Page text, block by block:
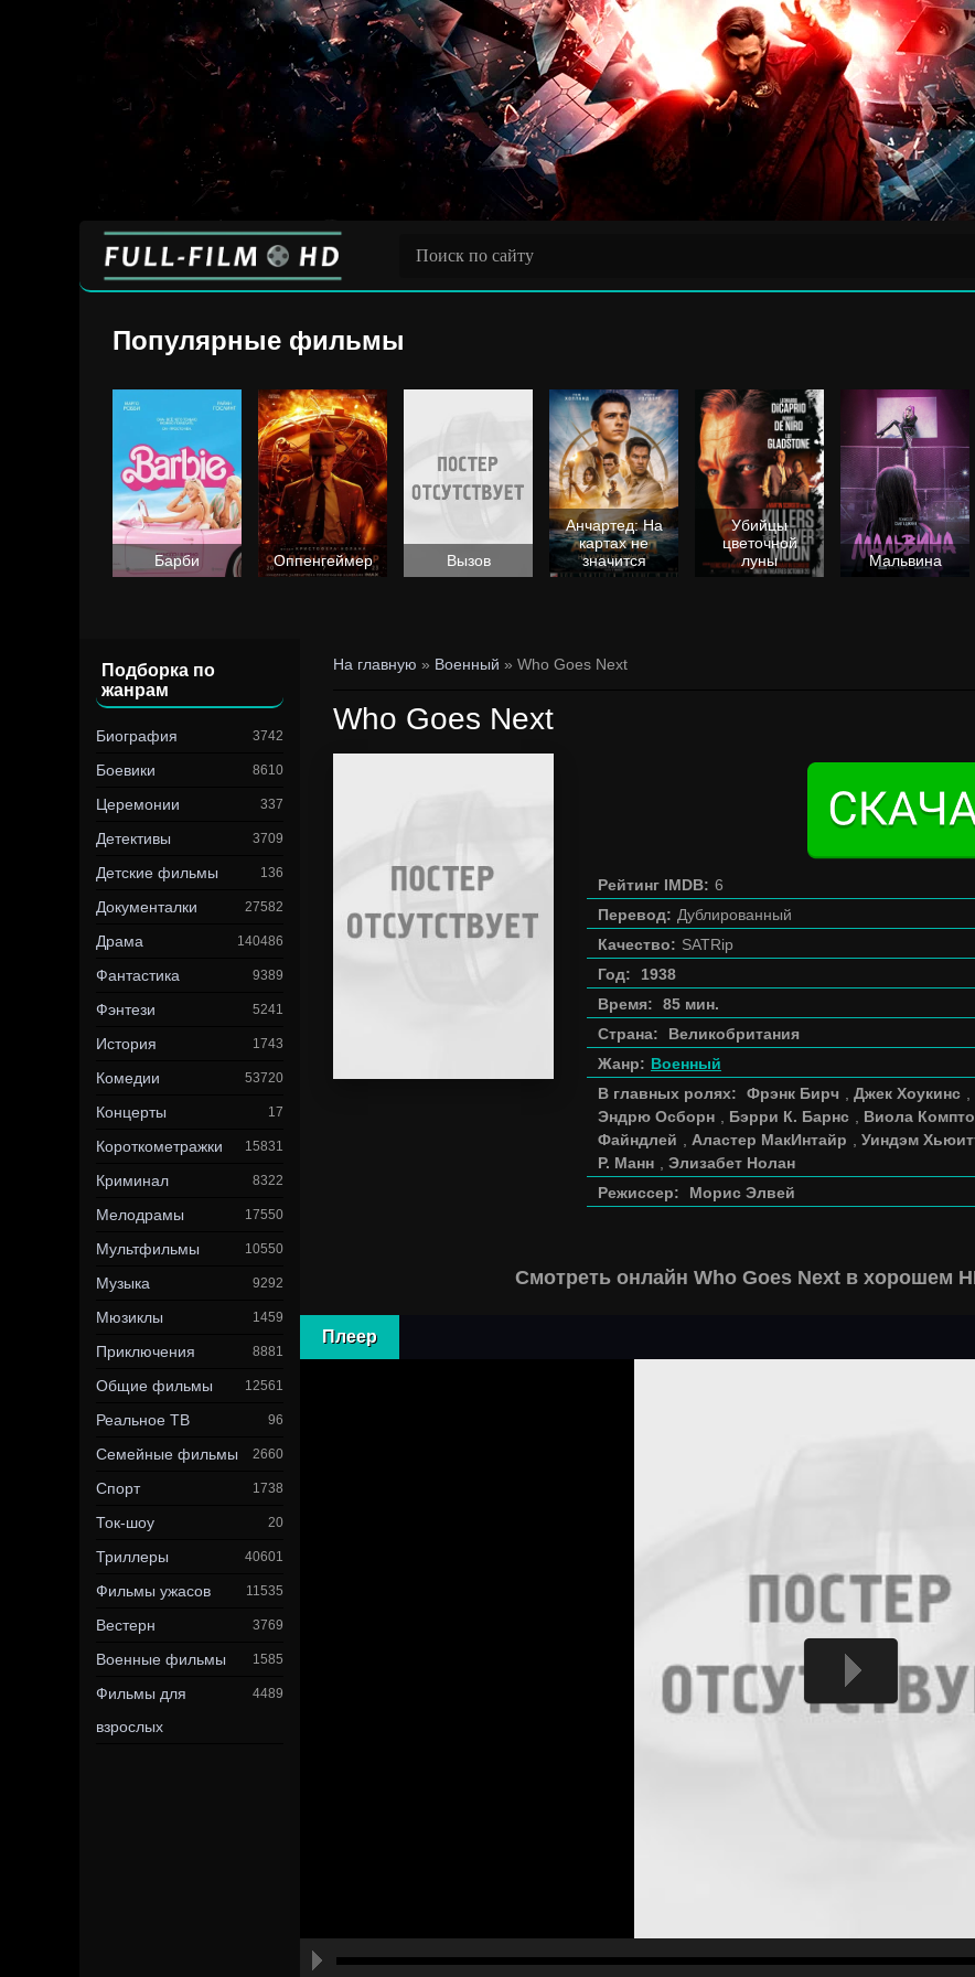
Популярные фильмы
Барби Оппенгеймер Вызов
Анчартед: На
картах не
значится
Убийцы
цветочной
луны
Мальвина
Подборка по
жанрам
Биография 3742
Боевики 8610
Церемонии 337
Детективы 3709
Детские фильмы 136
Документалки 27582
Драма 140486
Фантастика 9389
Фэнтези 5241
История 1743
Комедии 53720
Концерты 17
Короткометражки 15831
Криминал 8322
Мелодрамы 17550
Мультфильмы 10550
Музыка 9292
Мюзиклы 1459
Приключения 8881
Общие фильмы 12561
Реальное ТВ 96
Семейные фильмы 2660
Спорт 1738
Ток-шоу 20
Триллеры 40601
Фильмы ужасов 11535
Вестерн 3769
Военные фильмы 1585
Фильмы для
взрослых
4489
На главную » Военный » Who Goes Next
Who Goes Next
Рейтинг IMDB: 6
Перевод: Дублированный
Качество: SATRip
Год:
1938
Время:
85 мин.
Страна:
Великобритания
Жанр: Военный
В главных ролях:
Фрэнк Бирч Джек Хоукинс
Эндрю Осборн
Бэрри К. Барнс Виола
Файндлей
Аластер МакИнтайр Уиндэм
Р. Манн
Элизабет Нолан
Режиссер:
Морис Элвей
Смотреть онлайн Who Goes Next в хорошем
Плеер